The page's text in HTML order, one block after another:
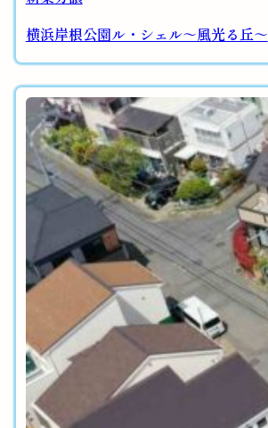
横浜岸根公園ル・シェル～風光る丘～